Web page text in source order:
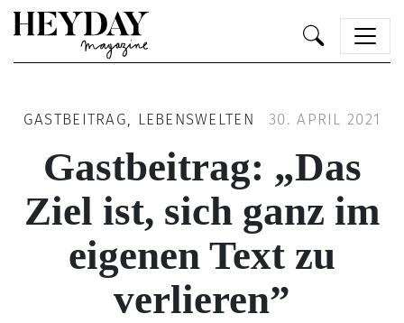
GASTBEITRAG, LEBENSWELTEN 30. APRIL 2021
Gastbeitrag: „Das
Ziel ist, sich ganz im
eigenen Text zu
verlieren”